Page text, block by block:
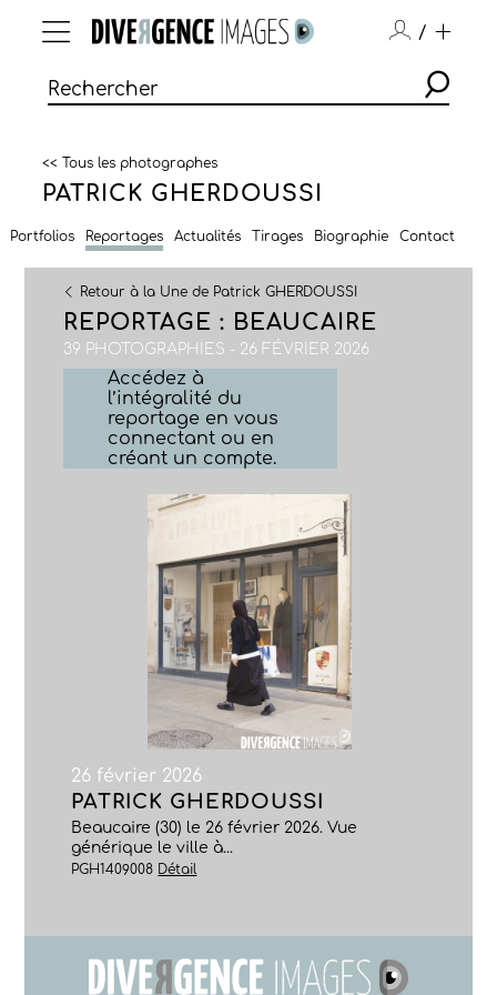
/
<< Tous les photographes
PATRICK GHERDOUSSI
Portfolios Reportages Actualités Tirages Biographie Contact
Retour à la Une de Patrick GHERDOUSSI
REPORTAGE : BEAUCAIRE
39 PHOTOGRAPHIES - 26 FÉVRIER 2026
Accédez à
l’intégralité du
reportage en vous
connectant ou en
créant un compte.
26 février 2026
PATRICK GHERDOUSSI
Beaucaire (30) le 26 février 2026. Vue
générique le ville à...
PGH1409008 Détail